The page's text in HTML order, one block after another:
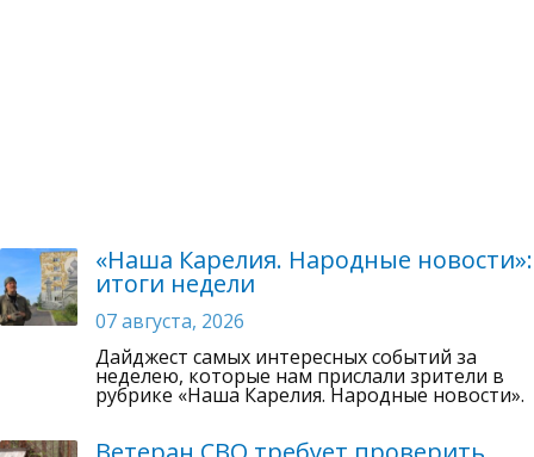
«Наша Карелия. Народные новости»:
итоги недели
07 августа, 2026
Дайджест самых интересных событий за
неделею, которые нам прислали зрители в
рубрике «Наша Карелия. Народные новости».